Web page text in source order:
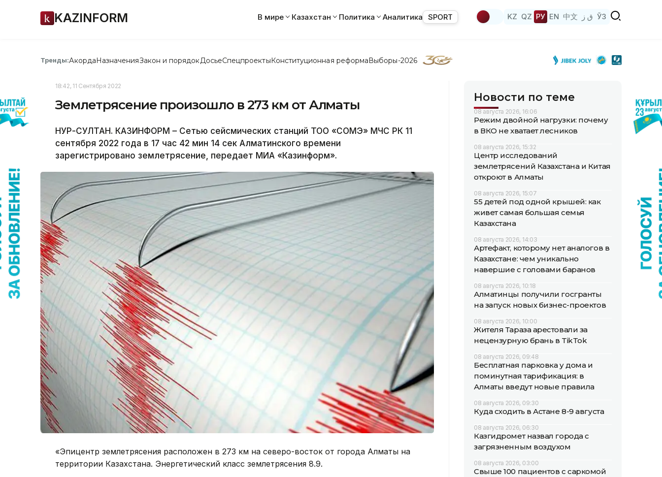
KAZINFORM В мире Казахстан Политика Аналитика SPORT KZ QZ РУ EN 中文 ق ز ЎЗ
Тренды:АкордаНазначенияЗакон и порядок ДосьеСпецпроектыКонституционная реформаВыборы-2026
18:42, 11 Сентября 2022
Землетрясение произошло в 273 км от Алматы
НУР-СУЛТАН. КАЗИНФОРМ – Сетью сейсмических станций ТОО «СОМЭ» МЧС РК 11
сентября 2022 года в 17 час 42 мин 14 сек Алматинского времени
зарегистрировано землетрясение, передает МИА «Казинформ».
«Эпицентр землетрясения расположен в 273 км на северо-восток от города Алматы на
территории Казахстана. Энергетический класс землетрясения 8.9.
Новости по теме
08 августа 2026, 16:06
Режим двойной нагрузки: почему
в ВКО не хватает лесников
08 августа 2026, 15:32
Центр исследований
землетрясений Казахстана и Китая
откроют в Алматы
08 августа 2026, 15:07
55 детей под одной крышей: как
живет самая большая семья
Казахстана
08 августа 2026, 14:03
Артефакт, которому нет аналогов в
Казахстане: чем уникально
навершие с головами баранов
08 августа 2026, 10:18
Алматинцы получили госгранты
на запуск новых бизнес-проектов
08 августа 2026, 10:00
Жителя Тараза арестовали за
нецензурную брань в TikTok
08 августа 2026, 09:48
Бесплатная парковка у дома и
поминутная тарификация: в
Алматы введут новые правила
08 августа 2026, 09:30
Куда сходить в Астане 8-9 августа
08 августа 2026, 06:30
Казгидромет назвал города с
загрязненным воздухом
08 августа 2026, 03:00
Свыше 100 пациентов с саркомой